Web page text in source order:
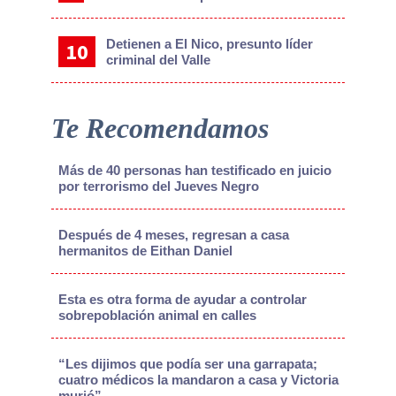
Detienen a El Nico, presunto líder
criminal del Valle
Te Recomendamos
Más de 40 personas han testificado en juicio
por terrorismo del Jueves Negro
Después de 4 meses, regresan a casa
hermanitos de Eithan Daniel
Esta es otra forma de ayudar a controlar
sobrepoblación animal en calles
“Les dijimos que podía ser una garrapata;
cuatro médicos la mandaron a casa y Victoria